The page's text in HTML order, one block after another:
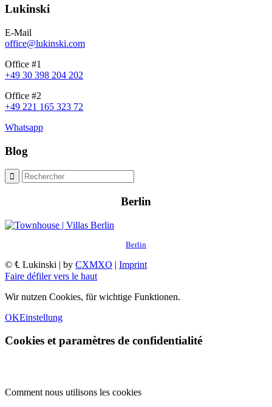
Lukinski
E-Mail
office@lukinski.com
Office #1
+49 30 398 204 202
Office #2
+49 221 165 323 72
Whatsapp
Blog
Berlin
Berlin
© ℄ Lukinski | by CXMXO | Imprint
Faire défiler vers le haut
Wir nutzen Cookies, für wichtige Funktionen.
OKEinstellung
Cookies et paramètres de confidentialité
Comment nous utilisons les cookies